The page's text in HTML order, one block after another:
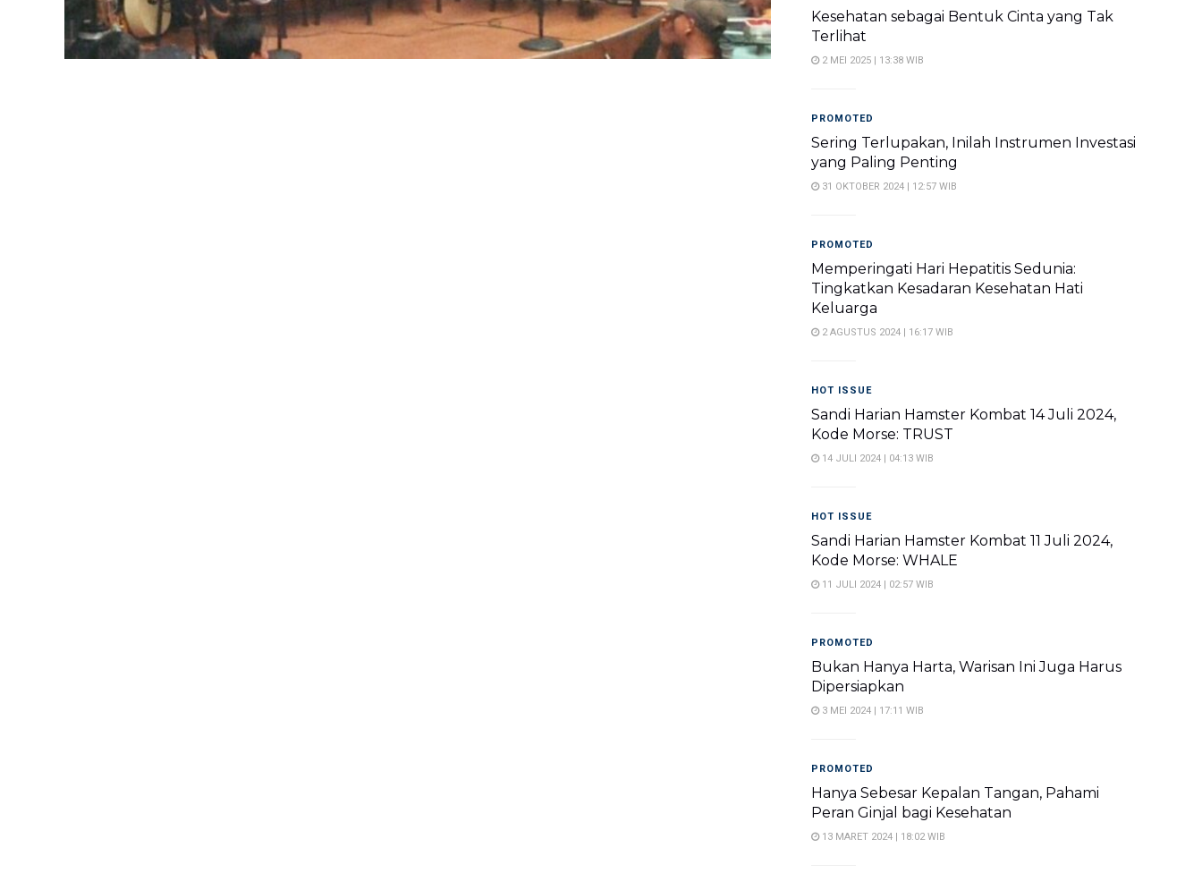
Kesehatan sebagai Bentuk Cinta yang Tak
Terlihat
2 MEI 2025 | 13:38 WIB
PROMOTED
Sering Terlupakan, Inilah Instrumen Investasi
yang Paling Penting
31 OKTOBER 2024 | 12:57 WIB
PROMOTED
Memperingati Hari Hepatitis Sedunia:
Tingkatkan Kesadaran Kesehatan Hati
Keluarga
2 AGUSTUS 2024 | 16:17 WIB
HOT ISSUE
Sandi Harian Hamster Kombat 14 Juli 2024,
Kode Morse: TRUST
14 JULI 2024 | 04:13 WIB
HOT ISSUE
Sandi Harian Hamster Kombat 11 Juli 2024,
Kode Morse: WHALE
11 JULI 2024 | 02:57 WIB
PROMOTED
Bukan Hanya Harta, Warisan Ini Juga Harus
Dipersiapkan
3 MEI 2024 | 17:11 WIB
PROMOTED
Hanya Sebesar Kepalan Tangan, Pahami
Peran Ginjal bagi Kesehatan
13 MARET 2024 | 18:02 WIB